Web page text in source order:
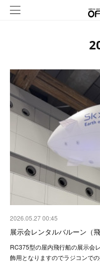
2026.05.27 00:45
展示会レンタルバルーン（飛
RC375型の屋内飛行船の展示会
飾用となりますのでラジコンで